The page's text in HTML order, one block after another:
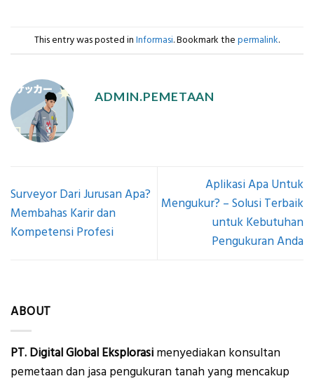
This entry was posted in Informasi. Bookmark the permalink.
ADMIN.PEMETAAN
Surveyor Dari Jurusan Apa?
Membahas Karir dan
Kompetensi Profesi
Aplikasi Apa Untuk
Mengukur? – Solusi Terbaik
untuk Kebutuhan
Pengukuran Anda
ABOUT
PT. Digital Global Eksplorasi menyediakan konsultan
pemetaan dan jasa pengukuran tanah yang mencakup